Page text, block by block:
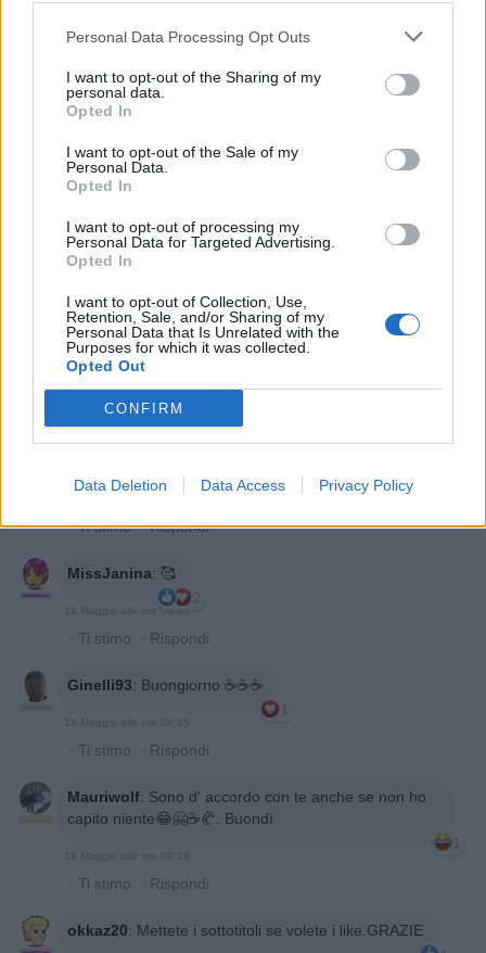
Personal Data Processing Opt Outs
I want to opt-out of the Sharing of my
personal data.
Opted In
I want to opt-out of the Sale of my
Personal Data.
Opted In
I want to opt-out of processing my
Personal Data for Targeted Advertising.
Opted In
I want to opt-out of Collection, Use,
Retention, Sale, and/or Sharing of my
Personal Data that Is Unrelated with the
Purposes for which it was collected.
Opted Out
CONFIRM
Data Deletion Data Access Privacy Policy
·Ti stimo ·Rispondi
👋
·Ti stimo·Rispondi
Epaminonda:Buongiorno 😘
14 Maggio alle ore 07:50
Ti stimo·Rispondi
2
·Ti stimo·Rispondi
MissJanina: 🥰
2
14 Maggio alle ore 08:05
· Ti stimo · Rispondi
Ginelli93: Buongiorno ☕️☕️☕️
1
14 Maggio alle ore 08:45
· Ti stimo · Rispondi
Mauriwolf: Sono d' accordo con te anche se non ho
capito niente😂🤗☕🥐. Buondì
1
14 Maggio alle ore 09:19
· Ti stimo · Rispondi
okkaz20: Mettete i sottotitoli se volete i like.GRAZIE